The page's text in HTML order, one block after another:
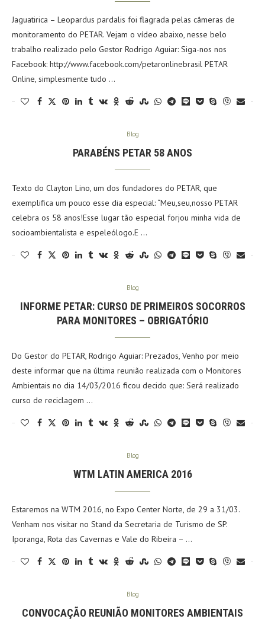
Jaguatirica – Leopardus pardalis foi flagrada pelas câmeras de
monitoramento do PETAR. Vejam o vídeo abaixo, nesse belo
trabalho realizado pelo Gestor Rodrigo Aguiar: Siga-nos nos
Facebook: http://www.facebook.com/petaronlinebrasil PETAR
Online, simplesmente tudo …
Blog
PARABÉNS PETAR 58 ANOS
Texto do Clayton Lino, um dos fundadores do PETAR, que
exemplifica um pouco esse dia especial: “Meu,seu,nosso PETAR
celebra os 58 anos!Esse lugar tão especial forjou minha vida de
socioambientalista e espeleólogo.E …
Blog
INFORME PETAR: CURSO DE PRIMEIROS SOCORROS
PARA MONITORES – OBRIGATÓRIO
Do Gestor do PETAR, Rodrigo Aguiar: Prezados, Venho por meio
deste informar que na última reunião realizada com o Monitores
Ambientais no dia 14/03/2016 ficou decido que: Será realizado
curso de reciclagem …
Blog
WTM LATIN AMERICA 2016
Estaremos na WTM 2016, no Expo Center Norte, de 29 a 31/03.
Venham nos visitar no Stand da Secretaria de Turismo de SP.
Iporanga, Rota das Cavernas e Vale do Ribeira – …
Blog
CONVOCAÇÃO REUNIÃO MONITORES AMBIENTAIS